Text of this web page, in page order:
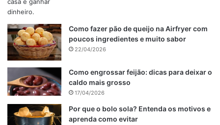
Como fazer pão de queijo na Airfryer com
poucos ingredientes e muito sabor
22/04/2026
Como engrossar feijão: dicas para deixar o
caldo mais grosso
17/04/2026
Por que o bolo sola? Entenda os motivos e
aprenda como evitar